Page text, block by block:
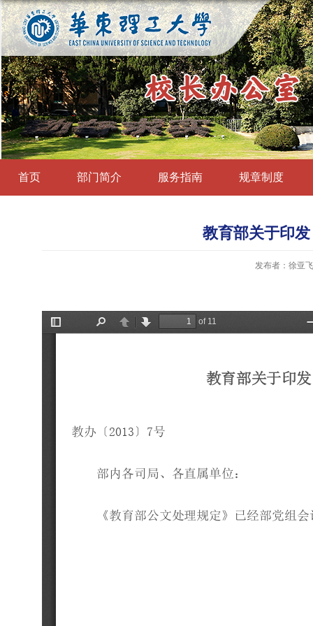
首页 部门简介 服务指南 规章制度
教育部关于印
发布者：徐亚飞